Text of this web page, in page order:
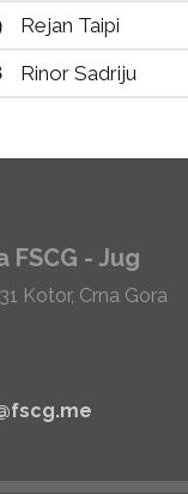
Rejan Taipi
Rinor Sadriju
- Jug
Kotor, Crna Gora